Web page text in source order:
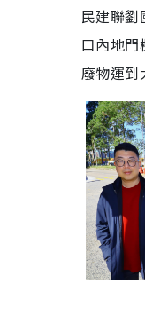
民建聯
口內地
廢物運到